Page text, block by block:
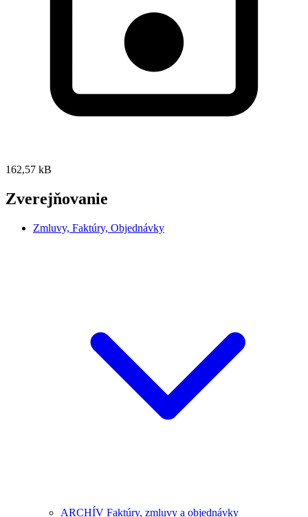
162,57 kB
Zverejňovanie
Zmluvy, Faktúry, Objednávky
ARCHÍV Faktúry, zmluvy a objednávky